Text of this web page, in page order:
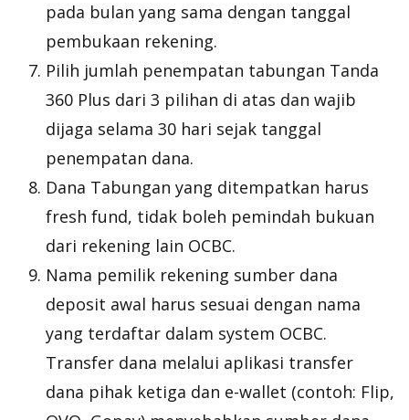
pada bulan yang sama dengan tanggal
pembukaan rekening.
Pilih jumlah penempatan tabungan Tanda
360 Plus dari 3 pilihan di atas dan wajib
dijaga selama 30 hari sejak tanggal
penempatan dana.
Dana Tabungan yang ditempatkan harus
fresh fund, tidak boleh pemindah bukuan
dari rekening lain OCBC.
Nama pemilik rekening sumber dana
deposit awal harus sesuai dengan nama
yang terdaftar dalam system OCBC.
Transfer dana melalui aplikasi transfer
dana pihak ketiga dan e-wallet (contoh: Flip,